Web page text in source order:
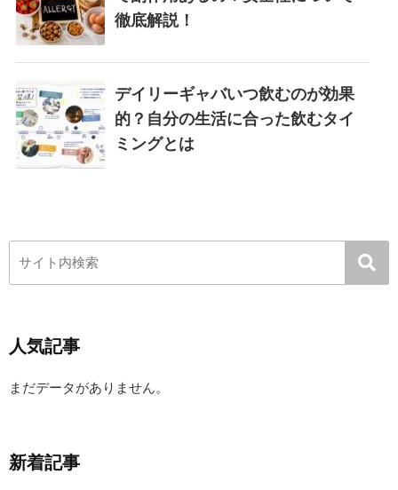
徹底解説！
デイリーギャバいつ飲むのが効果
的？自分の生活に合った飲むタイ
ミングとは
人気記事
まだデータがありません。
新着記事